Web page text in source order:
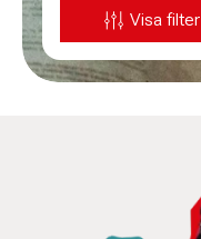
Visa filter